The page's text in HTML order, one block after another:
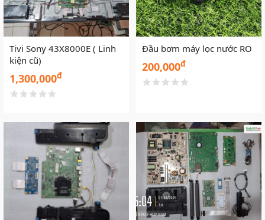
Tivi Sony 43X8000E ( Linh
kiện cũ)
1,300,000đ
Đầu bơm máy lọc nước RO
200,000đ